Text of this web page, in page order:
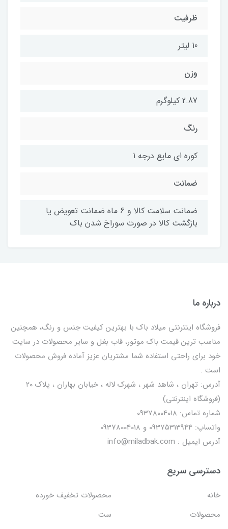
ظرفیت
10 لیتر
وزن
2.87 کیلوگرم
رنگ
کوره ای مایع درجه 1
ضمانت
ضمانت سلامت کالا و 6 ماه ضمانت تعویض یا
بازگشت کالا در صورت سوراخ شدن باک
درباره ما
فروشگاه اینترنتی میلاد باک با بهترین کیفیت جنس و رنگ، همچنین
مناسب ترین قیمت باک موتور، قاب بغل و سایر محصولات در سایت
خود برای راحتی استفاده شما مشتریان عزیز آماده فروش محصولات
است .
آدرس: تهران ، شاهد شهر ، شهرک لاله ، خیابان بهاران ، پلاک ۲۰
(فروشگاه اینترنتی)
شماره تماس: 09378004018
واتساپ: 09375313944 و 09378004018
آدرس ایمیل : info@miladbak.com
دسترسی سریع
خانه
محصولات تخفیف خورده
محصولات
ست